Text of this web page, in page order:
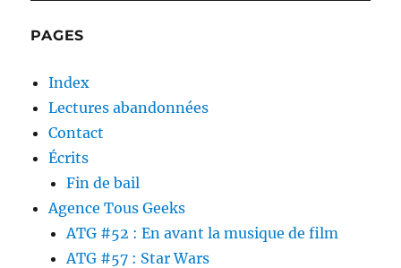
PAGES
Index
Lectures abandonnées
Contact
Écrits
Fin de bail
Agence Tous Geeks
ATG #52 : En avant la musique de film
ATG #57 : Star Wars